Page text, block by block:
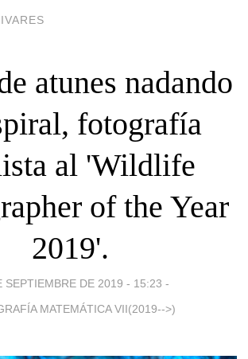
atunes nadando
fotografía
al 'Wildlife
of the Year
2019'.
SEPTIEMBRE DE 2019 - 15:23 -
MATEMÁTICA VII(2019-->)